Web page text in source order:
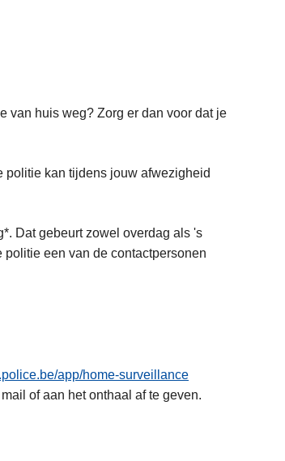
van huis weg? Zorg er dan voor dat je
politie kan tijdens jouw afwezigheid
Dat gebeurt zowel overdag als 's
een van de contactpersonen
app/home-surveillance
of aan het onthaal af te geven.